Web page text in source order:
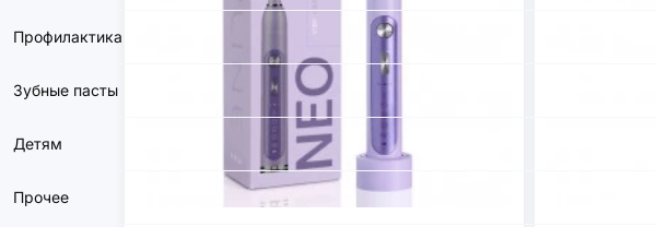
Профилактика
Зубные пасты
Детям
Прочее